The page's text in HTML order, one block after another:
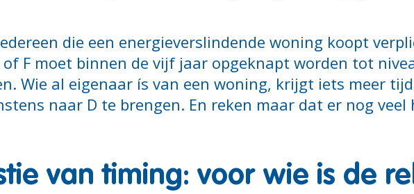
die een energieverslindende woning koopt
of F moet binnen de vijf jaar opgeknapt worden tot
Wie al eigenaar ís van een woning, krijgt iets meer
naar D te brengen. En reken maar dat er nog veel
van timing: voor wie is de